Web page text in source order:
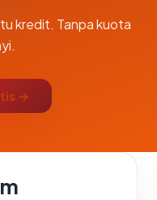
kredit. Tanpa kuota
→